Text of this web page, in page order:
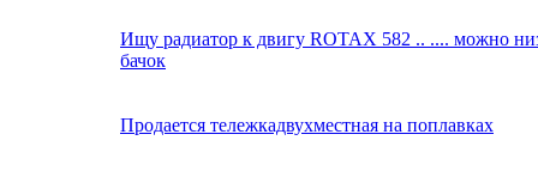
Ищу радиатор к двигу ROTAX 582 .. .... можно
бачок
Продается тележкадвухместная на поплавках